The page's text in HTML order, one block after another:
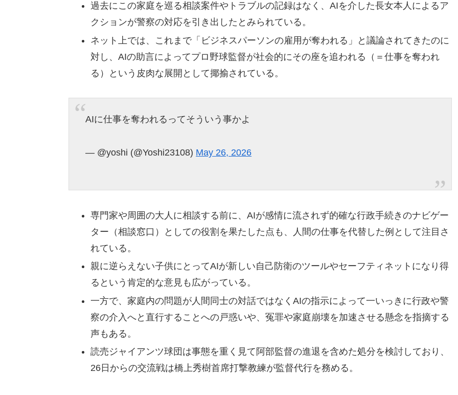
過去にこの家庭を巡る相談案件やトラブルの記録はなく、AIを介した長女本人によるア
クションが警察の対応を引き出したとみられている。
ネット上では、これまで「ビジネスパーソンの雇用が奪われる」と議論されてきたのに
対し、AIの助言によってプロ野球監督が社会的にその座を追われる（＝仕事を奪われ
る）という皮肉な展開として揶揄されている。
AIに仕事を奪われるってそういう事かよ
— @yoshi (@Yoshi23108) May 26, 2026
専門家や周囲の大人に相談する前に、AIが感情に流されず的確な行政手続きのナビゲー
ター（相談窓口）としての役割を果たした点も、人間の仕事を代替した例として注目さ
れている。
親に逆らえない子供にとってAIが新しい自己防衛のツールやセーフティネットになり得
るという肯定的な意見も広がっている。
一方で、家庭内の問題が人間同士の対話ではなくAIの指示によって一いっきに行政や警
察の介入へと直行することへの戸惑いや、冤罪や家庭崩壊を加速させる懸念を指摘する
声もある。
読売ジャイアンツ球団は事態を重く見て阿部監督の進退を含めた処分を検討しており、
26日からの交流戦は橋上秀樹首席打撃教練が監督代行を務める。